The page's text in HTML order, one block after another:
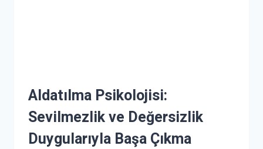
Aldatılma Psikolojisi:
Sevilmezlik ve Değersizlik
Duygularıyla Başa Çıkma